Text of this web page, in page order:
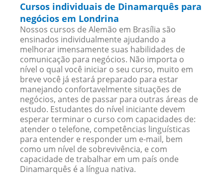
Cursos individuais de Dinamarquês para
negócios em Londrina
Nossos cursos de Alemão em Brasília são
ensinados individualmente ajudando a
melhorar imensamente suas habilidades de
comunicação para negócios. Não importa o
nível o qual você iniciar o seu curso, muito em
breve você já estará preparado para estar
manejando confortavelmente situações de
negócios, antes de passar para outras áreas de
estudo. Estudantes do nível iniciante devem
esperar terminar o curso com capacidades de:
atender o telefone, competências linguísticas
para entender e responder um e-mail, bem
como um nível de sobrevivência, e com
capacidade de trabalhar em um país onde
Dinamarquês é a língua nativa.